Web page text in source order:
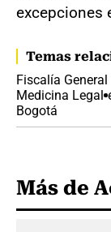
excepciones
Temas
Fiscalía
Medicina Legal
Bogotá
Más de